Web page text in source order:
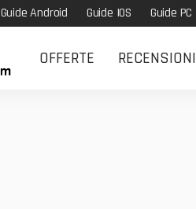
Guide Android Guide IOS Guide PC
OFFERTE RECENSIONI